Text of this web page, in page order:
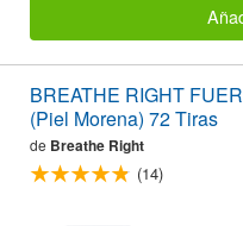
BREATHE RIGHT
(Piel Morena) 72 Tiras
de Breathe Right
(14)